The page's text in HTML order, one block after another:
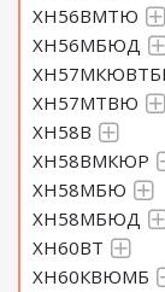
ХН56ВМТЮ
ХН56МБЮД
ХН57МТВЮ
ХН58В
ХН58ВМКЮР
ХН58МБЮ
ХН58МБЮД
ХН60ВТ
ХН60КВЮМБ